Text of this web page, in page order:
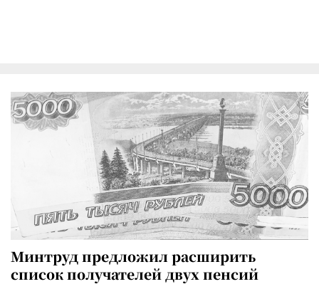
Минтруд предложил расширить
список получателей двух пенсий